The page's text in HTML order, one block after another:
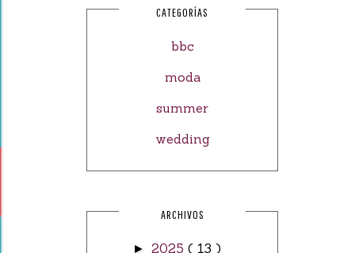
CATEGORÍAS
bbc
moda
summer
wedding
ARCHIVOS
► 2025 ( 13 )